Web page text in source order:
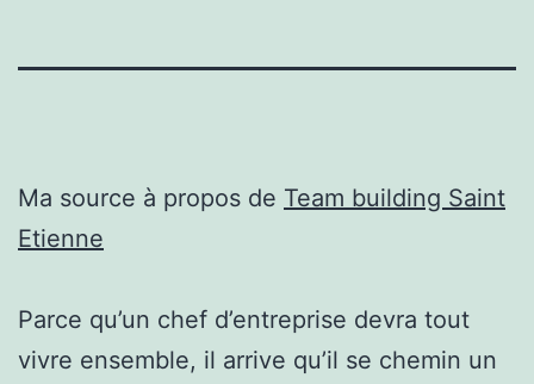
Ma source à propos de Team building Saint
Etienne
Parce qu’un chef d’entreprise devra tout
vivre ensemble, il arrive qu’il se chemin un